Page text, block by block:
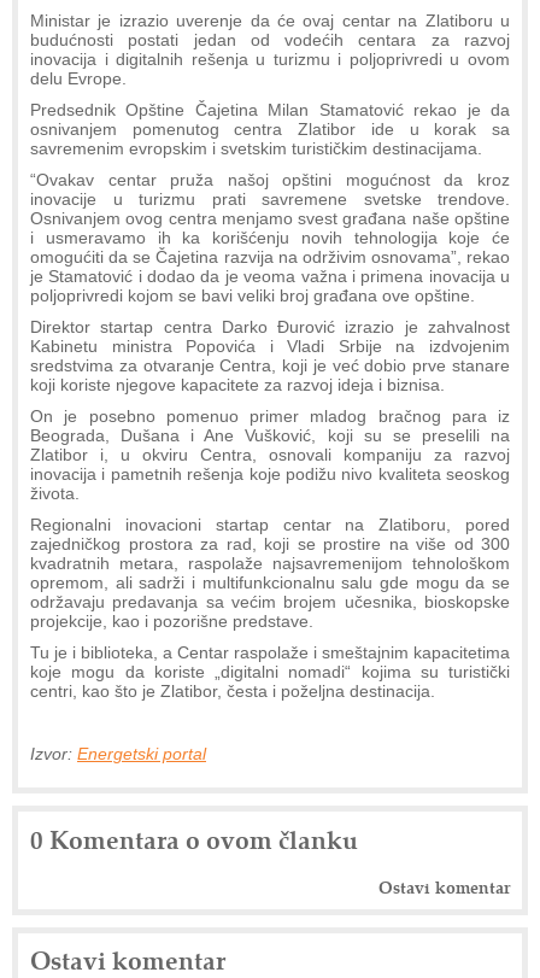
Ministar je izrazio uverenje da će ovaj centar na Zlatiboru u
budućnosti postati jedan od vodećih centara za razvoj
inovacija i digitalnih rešenja u turizmu i poljoprivredi u ovom
delu Evrope.
Predsednik Opštine Čajetina Milan Stamatović rekao je da
osnivanjem pomenutog centra Zlatibor ide u korak sa
savremenim evropskim i svetskim turističkim destinacijama.
“Ovakav centar pruža našoj opštini mogućnost da kroz
inovacije u turizmu prati savremene svetske trendove.
Osnivanjem ovog centra menjamo svest građana naše opštine
i usmeravamo ih ka korišćenju novih tehnologija koje će
omogućiti da se Čajetina razvija na održivim osnovama”, rekao
je Stamatović i dodao da je veoma važna i primena inovacija u
poljoprivredi kojom se bavi veliki broj građana ove opštine.
Direktor startap centra Darko Đurović izrazio je zahvalnost
Kabinetu ministra Popovića i Vladi Srbije na izdvojenim
sredstvima za otvaranje Centra, koji je već dobio prve stanare
koji koriste njegove kapacitete za razvoj ideja i biznisa.
On je posebno pomenuo primer mladog bračnog para iz
Beograda, Dušana i Ane Vušković, koji su se preselili na
Zlatibor i, u okviru Centra, osnovali kompaniju za razvoj
inovacija i pametnih rešenja koje podižu nivo kvaliteta seoskog
života.
Regionalni inovacioni startap centar na Zlatiboru, pored
zajedničkog prostora za rad, koji se prostire na više od 300
kvadratnih metara, raspolaže najsavremenijom tehnološkom
opremom, ali sadrži i multifunkcionalnu salu gde mogu da se
održavaju predavanja sa većim brojem učesnika, bioskopske
projekcije, kao i pozorišne predstave.
Tu je i biblioteka, a Centar raspolaže i smeštajnim kapacitetima
koje mogu da koriste „digitalni nomadi“ kojima su turistički
centri, kao što je Zlatibor, česta i poželjna destinacija.
Izvor: Energetski portal
0 Komentara o ovom članku
Ostavi komentar
Ostavi komentar